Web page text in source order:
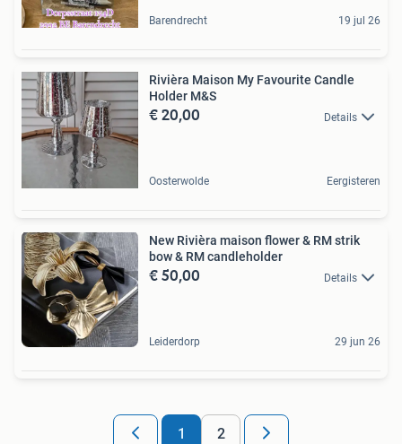
Barendrecht 19 jul 26
Rivièra Maison My Favourite Candle
Holder M&S
€ 20,00 Details
Oosterwolde Eergisteren
New Rivièra maison flower & RM strik
bow & RM candleholder
€ 50,00 Details
Leiderdorp 29 jun 26
1 2